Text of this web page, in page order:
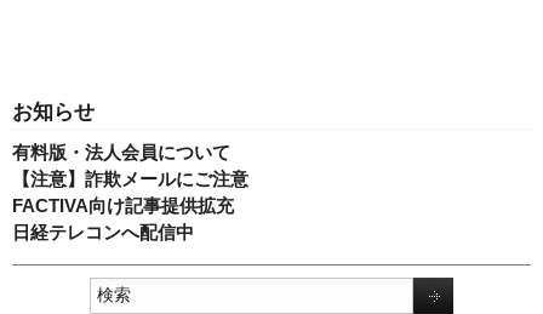
お知らせ
有料版・法人会員について
【注意】詐欺メールにご注意
FACTIVA向け記事提供拡充
日経テレコンへ配信中